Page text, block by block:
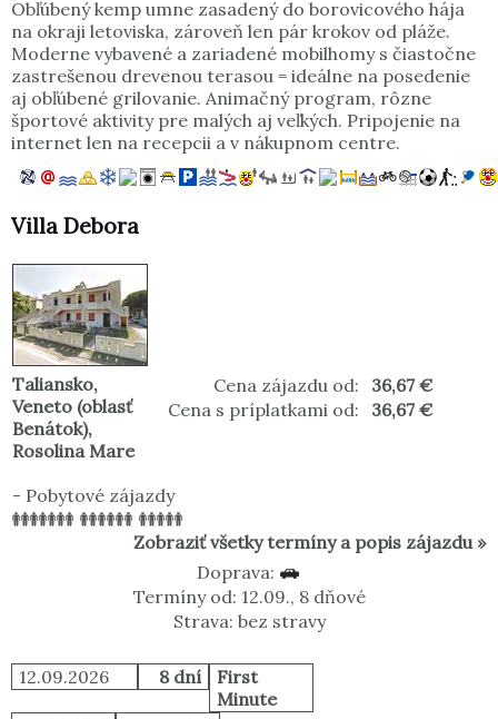
Obľúbený kemp umne zasadený do borovicového hája
na okraji letoviska, zároveň len pár krokov od pláže.
Moderne vybavené a zariadené mobilhomy s čiastočne
zastrešenou drevenou terasou = ideálne na posedenie
aj obľúbené grilovanie. Animačný program, rôzne
športové aktivity pre malých aj veľkých. Pripojenie na
internet len na recepcii a v nákupnom centre.
Villa Debora
Cena zájazdu od:
36,67 €
Cena s príplatkami od:
36,67 €
Taliansko,
Veneto (oblasť
Benátok),
Rosolina Mare
- Pobytové zájazdy
Zobraziť všetky termíny a popis zájazdu »
Doprava:
Termíny od: 12.09., 8 dňové
Strava: bez stravy
12.09.2026 8 dní
First
Minute